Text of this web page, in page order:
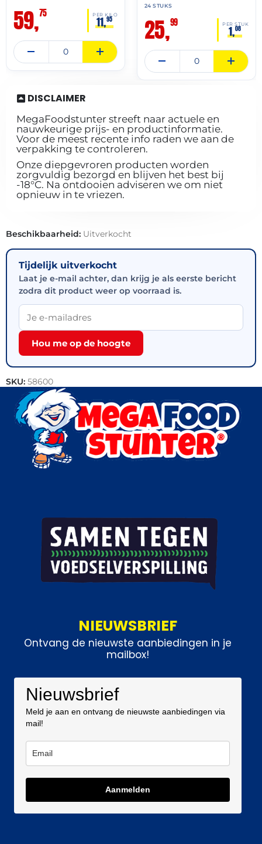
59,75 PER KILO
11,95
24 STUKS
25,99 PER STUK
1,08
DISCLAIMER
MegaFoodstunter streeft naar actuele en
nauwkeurige prijs- en productinformatie.
Voor de meest recente info raden we aan de
verpakking te controleren.
Onze diepgevroren producten worden
zorgvuldig bezorgd en blijven het best bij
-18°C. Na ontdooien adviseren we om niet
opnieuw in te vriezen.
Beschikbaarheid: Uitverkocht
Tijdelijk uitverkocht
Laat je e-mail achter, dan krijg je als eerste bericht
zodra dit product weer op voorraad is.
Hou me op de hoogte
SKU: 58600
Categorieën:Outlet
NIEUWSBRIEF
Ontvang de nieuwste aanbiedingen in je
mailbox!
Nieuwsbrief
Meld je aan en ontvang de nieuwste aanbiedingen via
mail!
Aanmelden